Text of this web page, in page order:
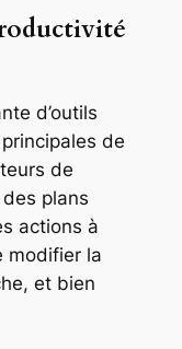
d’outils
de
de
plans
actions à
modifier la
et bien